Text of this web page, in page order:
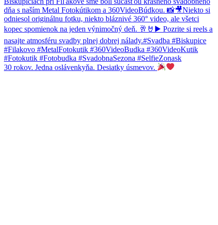
30 rokov. Jedna oslávenkyňa. Desiatky úsmevov.